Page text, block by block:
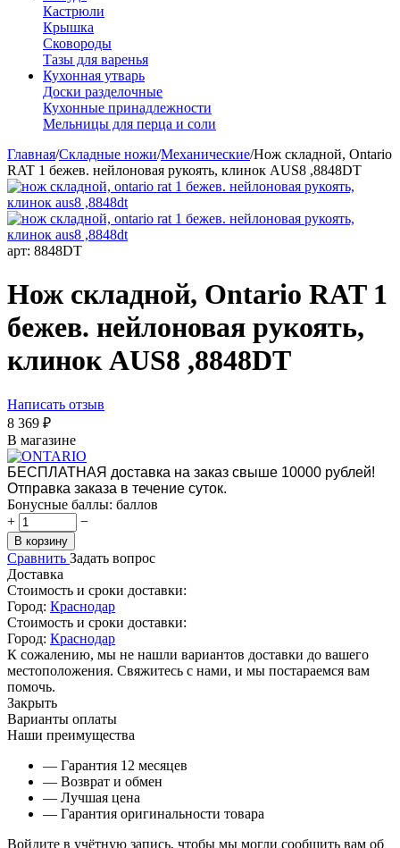
Кастрюли
Крышка
Сковороды
Тазы для варенья
Кухонная утварь
Доски разделочные
Кухонные принадлежности
Мельницы для перца и соли
Главная/Складные ножи/Механические/Нож складной, Ontario
RAT 1 бежев. нейлоновая рукоять, клинок AUS8 ,8848DT
арт: 8848DT
Нож складной, Ontario RAT 1
бежев. нейлоновая рукоять,
клинок AUS8 ,8848DT
Написать отзыв
8 369 ₽
В магазине
БЕСПЛАТНАЯ доставка на заказ свыше 10000 рублей!
Отправка заказа в течение суток.
Бонусные баллы: баллов
+
−
В корзину
Сравнить Задать вопрос
Доставка
Стоимость и сроки доставки:
Город: Краснодар
Стоимость и сроки доставки:
Город: Краснодар
К сожалению, мы не нашли вариантов доставки до вашего
местоположения. Свяжитесь с нами, и мы постараемся вам
помочь.
Закрыть
Варианты оплаты
Наши преимущества
— Гарантия 12 месяцев
— Возврат и обмен
— Лучшая цена
— Гарантия оригинальности товара
Войдите в учётную запись, чтобы мы могли сообщить вам об